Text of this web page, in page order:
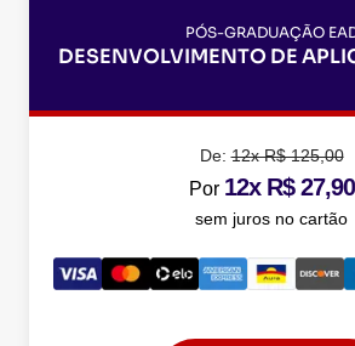
PÓS-GRADUAÇÃO
DESENVOLVIMENTO DE
De:12x R$ 125,00
Por 12x R$ 27,90
sem juros no cartão